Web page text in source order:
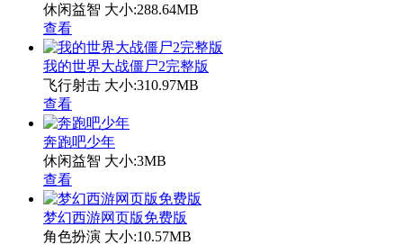
休闲益智 大小:288.64MB
查看
我的世界大战僵尸2完整版
飞行射击 大小:310.97MB
查看
奔跑吧少年
休闲益智 大小:3MB
查看
梦幻西游网页版免费版
角色扮演 大小:10.57MB